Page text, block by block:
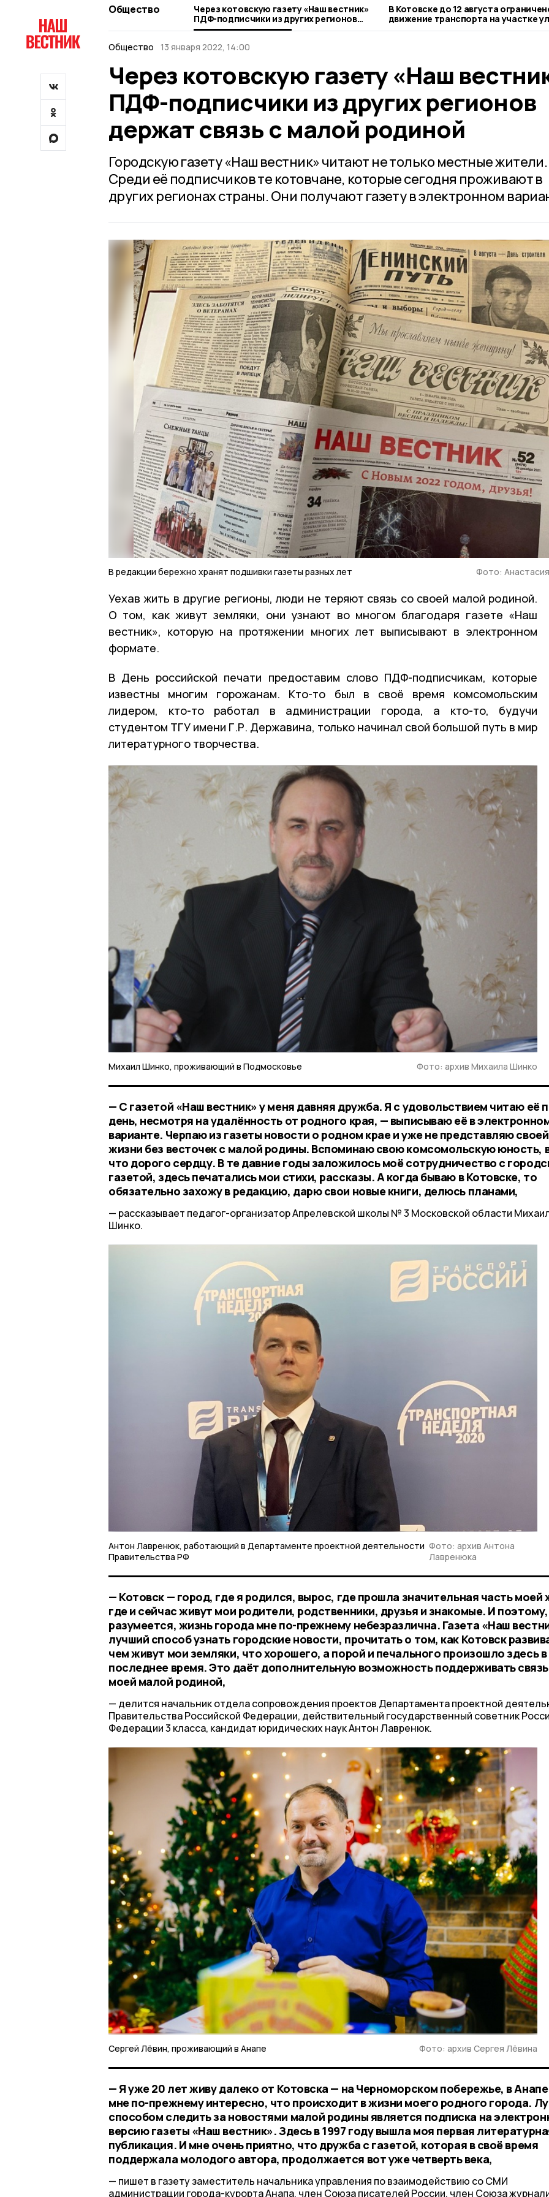
Общество
Через котовскую газету «Наш вестник»
ПДФ-подписчики из других регионов
держат связь с малой родиной
В Котовске до 12 августа
движение транспорта на участке
Новой
Общество
13 января 2022, 14:00
Через котовскую газету «Наш
ПДФ-подписчики из других регионов
держат связь с малой родиной
Городскую газету «Наш вестник» читают не только местные жители.
Среди её подписчиков те котовчане, которые сегодня проживают в
других регионах страны. Они получают газету в электронном
В редакции бережно хранят подшивки газеты разных лет Фото:
Уехав жить в другие регионы, люди не теряют связь со своей малой родиной.
О том, как живут земляки, они узнают во многом благодаря газете «Наш
вестник», которую на протяжении многих лет выписывают в электронном
формате.
В День российской печати предоставим слово ПДФ-подписчикам, которые
известны многим горожанам. Кто-то был в своё время комсомольским
лидером, кто-то работал в администрации города, а кто-то, будучи
студентом ТГУ имени Г.Р. Державина, только начинал свой большой путь в мир
литературного творчества.
Михаил Шинко, проживающий в Подмосковье Фото: архив Михаила Шинко
— С газетой «Наш вестник» у меня давняя дружба. Я с удовольствием читаю её
день, несмотря на удалённость от родного края, — выписываю её в
варианте. Черпаю из газеты новости о родном крае и уже не представляю своей
жизни без весточек с малой родины. Вспоминаю свою комсомольскую юность,
что дорого сердцу. В те давние годы заложилось моё сотрудничество с
газетой, здесь печатались мои стихи, рассказы. А когда бываю в Котовске, то
обязательно захожу в редакцию, дарю свои новые книги, делюсь планами,
рассказывает педагог-организатор Апрелевской школы № 3 Московской области
Шинко.
Антон Лавренюк, работающий в Департаменте проектной деятельности
Правительства РФ
Фото: архив Антона
Лавренюка
— Котовск — город, где я родился, вырос, где прошла значительная часть моей
где и сейчас живут мои родители, родственники, друзья и знакомые. И поэтому,
разумеется, жизнь города мне по-прежнему небезразлична. Газета «Наш
лучший способ узнать городские новости, прочитать о том, как Котовск
чем живут мои земляки, что хорошего, а порой и печального произошло здесь в
последнее время. Это даёт дополнительную возможность поддерживать
моей малой родиной,
делится начальник отдела сопровождения проектов Департамента проектной
Правительства Российской Федерации, действительный государственный советник
Федерации 3 класса, кандидат юридических наук Антон Лавренюк.
Сергей Лёвин, проживающий в Анапе Фото: архив Сергея Лёвина
— Я уже 20 лет живу далеко от Котовска — на Черноморском побережье, в
мне по-прежнему интересно, что происходит в жизни моего родного города.
способом следить за новостями малой родины является подписка на
версию газеты «Наш вестник». Здесь в 1997 году вышла моя первая
публикация. И мне очень приятно, что дружба с газетой, которая в своё время
поддержала молодого автора, продолжается вот уже четверть века,
пишет в газету заместитель начальника управления по взаимодействию со СМИ
администрации города-курорта Анапа, член Союза писателей России, член Союза